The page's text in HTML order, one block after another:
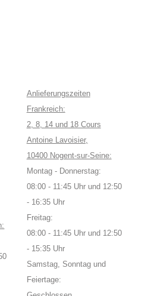
Anlieferungszeiten
Frankreich:
2, 8, 14 und 18 Cours
Antoine Lavoisier,
10400 Nogent-sur-Seine:
Montag - Donnerstag:
08:00 - 11:45 Uhr und 12:50
- 16:35 Uhr
Freitag:
08:00 - 11:45 Uhr und 12:50
- 15:35 Uhr
Samstag, Sonntag und
Feiertage: